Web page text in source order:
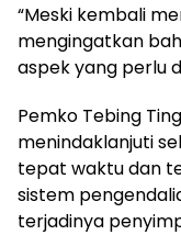
“Meski kembali
mengingatkan
aspek yang perlu
Pemko Tebing
menindaklanjuti
tepat waktu dan
sistem
terjadinya